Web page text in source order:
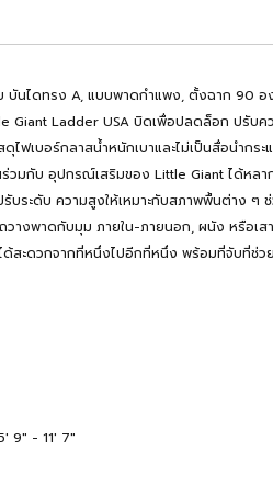
นไดทรง A, แบบพาดกำแพง, ตั้งฉาก 90 อ
Giant Ladder USA บิดเพื่อปลดล็อก ปรับ
ไฟเบอร์กลาสน้ำหนักเบาและไม่เป็นสื่อนำ
มกับ อุปกรณ์เสริมของ Little Giant ได้หลา
บระดับ ความสูงให้เหมาะกับสภาพพื้นต่าง
วางพาดกับมุม ภายใน-ภายนอก, ผนัง หรือเส
สะดวกจากที่หนึ่งไปอีกที่หนึ่ง พร้อมที่จับที่ช่ว
9" - 11' 7"